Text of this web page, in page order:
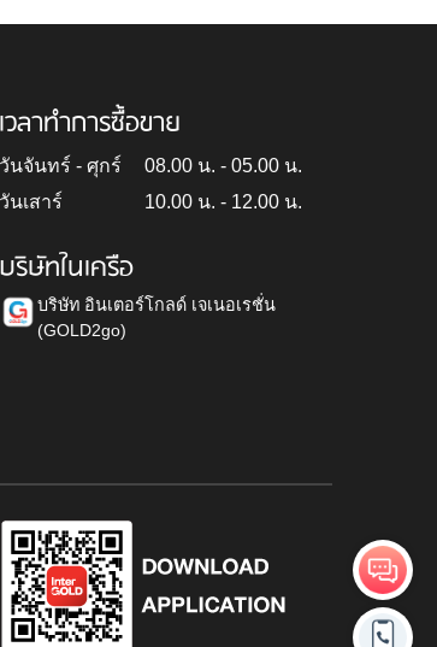
เวลาทำการซื้อขาย
วันจันทร์ - ศุกร์
08.00 น. - 05.00 น.
วันเสาร์
10.00 น. - 12.00 น.
บริษัทในเครือ
บริษัท อินเตอร์โกลด์ เจเนอเรชั่น
(GOLD2go)